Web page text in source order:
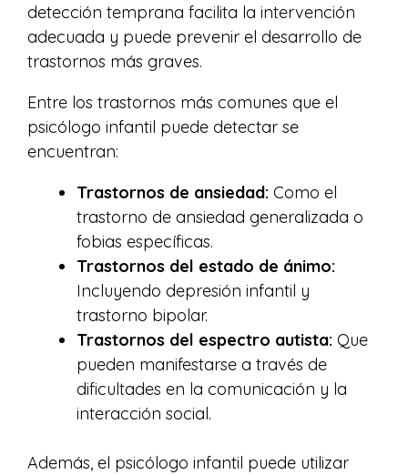
detección temprana facilita la intervención
adecuada y puede prevenir el desarrollo de
trastornos más graves.
Entre los trastornos más comunes que el
psicólogo infantil puede detectar se
encuentran:
Trastornos de ansiedad: Como el
trastorno de ansiedad generalizada o
fobias específicas.
Trastornos del estado de ánimo:
Incluyendo depresión infantil y
trastorno bipolar.
Trastornos del espectro autista: Que
pueden manifestarse a través de
dificultades en la comunicación y la
interacción social.
Además, el psicólogo infantil puede utilizar